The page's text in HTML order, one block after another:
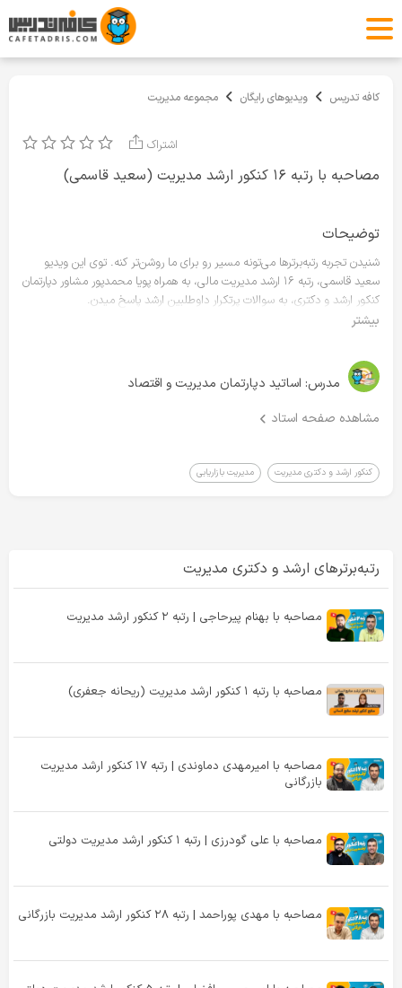
کافه تدریس ویدیوهای رایگان مجموعه مدیریت
مصاحبه با رتبه ۱۶ کنکور ارشد مدیریت (سعید قاسمی)
اشتراک
توضیحات
شنیدن تجربه رتبه‌برترها می‌تونه مسیر رو برای ما روشن‌تر کنه. توی این ویدیو
سعید قاسمی، رتبه ۱۶ ارشد مدیریت مالی، به همراه پویا محمدپور مشاور دپارتمان
کنکور ارشد و دکتری، به سوالات پرتکرار داوطلبین ارشد پاسخ میدن.
برای مشاهده دوره‌های کنکور ارشد مدیریت، روی لینک زیر کلیک کن:
بیشتر
مدرس: اساتید دپارتمان مدیریت و اقتصاد
مشاهده صفحه استاد
کنکور ارشد و دکتری مدیریت مدیریت بازاریابی
رتبه‌برترهای ارشد و دکتری مدیریت
مصاحبه با بهنام پیرحاجی | رتبه ۲ کنکور ارشد مدیریت
مصاحبه با رتبه ۱ کنکور ارشد مدیریت (ریحانه جعفری)
مصاحبه با امیرمهدی دماوندی | رتبه ۱۷ کنکور ارشد مدیریت
بازرگانی
مصاحبه با علی گودرزی | رتبه ۱ کنکور ارشد مدیریت دولتی
مصاحبه با مهدی پوراحمد | رتبه ۲۸ کنکور ارشد مدیریت بازرگانی